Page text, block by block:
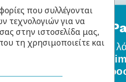
απόλυτη ασφάλεια.
Αυτό το μοντέλο
ξύλου.
Η έκδοση με φυσικό ξύλο
χωρίς επεξεργασία .
που συλλέγονται
τεχνολογιών για να
στην ιστοσελίδα μας,
τη χρησιμοποιείτε και
BabyLlama
Γίνε μέλοςκαι
όλα τα νέα σχέδια,
ειδικές